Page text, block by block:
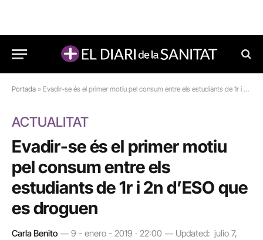
Portada » Evadir-se és el primer motiu pel consum entre els estudiants de 1r i 2n d’ESO que es droguen
ACTUALITAT
Evadir-se és el primer motiu
pel consum entre els
estudiants de 1r i 2n d’ESO que
es droguen
Carla Benito 9 - enero - 2019 · 22:00 Updated: julio 7,